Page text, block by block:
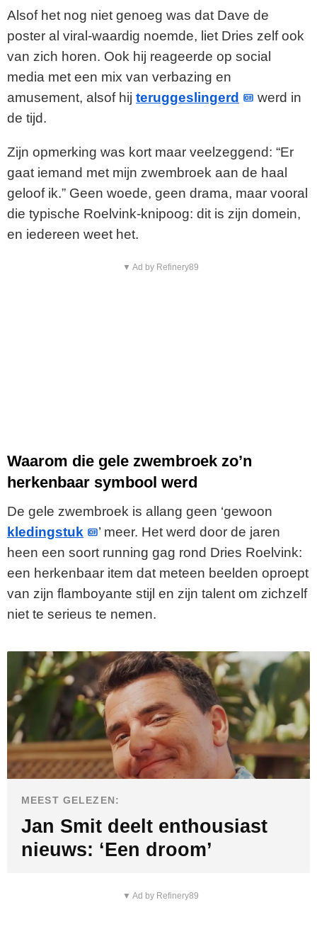
i
d
e
Alsof het nog niet genoeg was dat Dave de
poster al viral-waardig noemde, liet Dries zelf ook
van zich horen. Ook hij reageerde op social
media met een mix van verbazing en
amusement, alsof hij teruggeslingerd
werd in
de tijd.
Zijn opmerking was kort maar veelzeggend: “Er
gaat iemand met mijn zwembroek aan de haal
geloof ik.” Geen woede, geen drama, maar vooral
die typische Roelvink-knipoog: dit is zijn domein,
en iedereen weet het.
▼ Ad by Refinery89
Waarom die gele zwembroek zo’n
herkenbaar symbool werd
De gele zwembroek is allang geen ‘gewoon
kledingstuk
’ meer. Het werd door de jaren
heen een soort running gag rond Dries Roelvink:
een herkenbaar item dat meteen beelden oproept
van zijn flamboyante stijl en zijn talent om zichzelf
niet te serieus te nemen.
MEEST GELEZEN:
Jan Smit deelt enthousiast
nieuws: ‘Een droom’
▼ Ad by Refinery89